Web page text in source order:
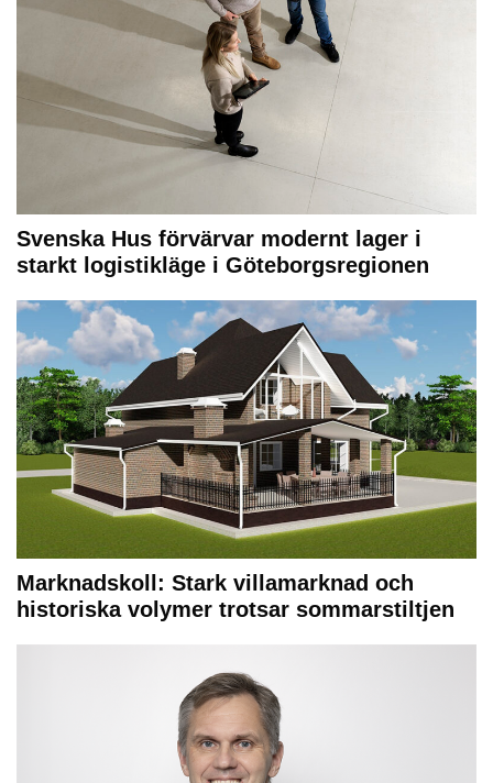
Svenska Hus förvärvar modernt lager i
starkt logistikläge i Göteborgsregionen
Marknadskoll: Stark villamarknad och
historiska volymer trotsar sommarstiltjen